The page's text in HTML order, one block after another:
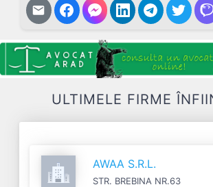
ULTIMELE FIRME
AWAA S.R.L.
STR. BREBINA NR.63